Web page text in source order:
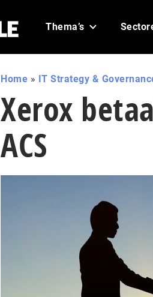
Thema’s
Home » IT Strategy &
Xerox
ACS